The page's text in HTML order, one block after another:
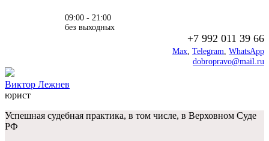
09:00 - 21:00
без выходных
+7 992 011 39 66
Max, Telegram, WhatsApp
dobropravo@mail.ru
Виктор Лежнев
юрист
Успешная судебная практика, в том числе, в Верховном Суде
РФ